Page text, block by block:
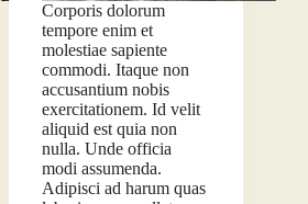
Corporis dolorum
tempore enim et
molestiae sapiente
commodi. Itaque non
accusantium nobis
exercitationem. Id velit
aliquid est quia non
nulla. Unde officia
modi assumenda.
Adipisci ad harum quas